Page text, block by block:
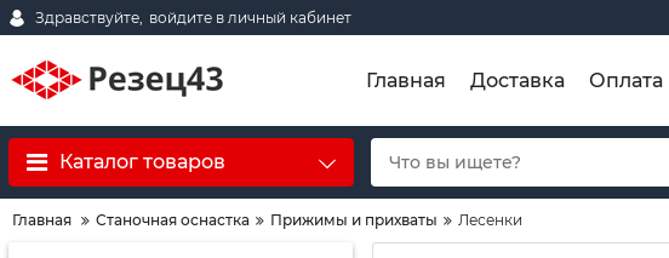
Здравствуйте, войдите в личный кабинет
Главная Доставка Оплата
Каталог товаров
Главная Станочная оснастка Прижимы и прихваты Лесенки